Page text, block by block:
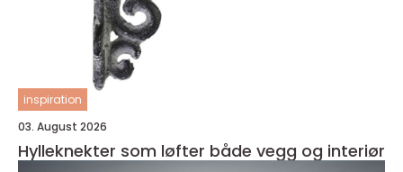
inspiration
03. August 2026
Hylleknekter som løfter både vegg og interiør